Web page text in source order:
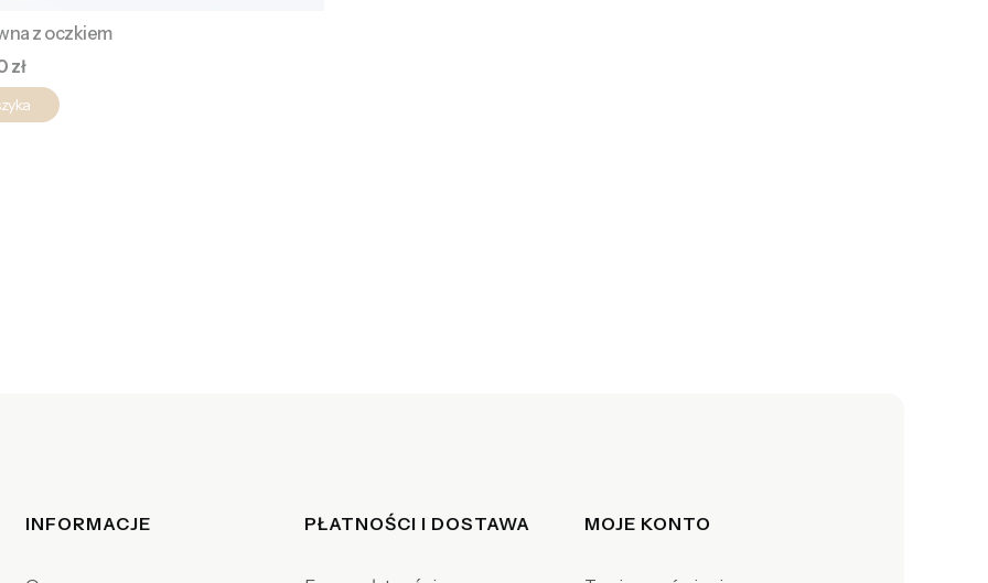
z oczkiem
zł
Linki w stopce
INFORMACJE PŁATNOŚCI I DOSTAWA MOJE KONTO